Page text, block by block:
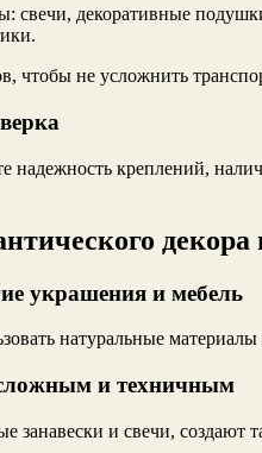
свечи, декоративные
чтобы не усложнить
надежность креплений,
декора
украшения и мебель
натуральные
и техничным
занавески и свечи,